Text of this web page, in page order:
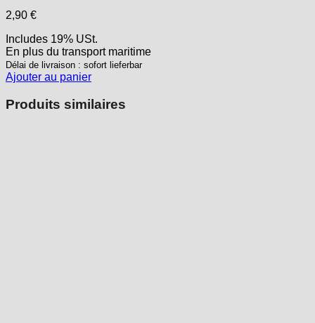
2,90 €
Includes 19% USt.
En plus du transportmaritime
Délai de livraison : sofort lieferbar
Ajouter au panier
Produits similaires